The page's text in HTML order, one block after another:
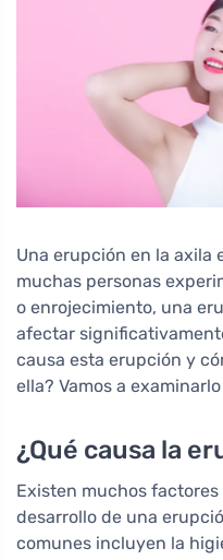
Una erupción en la axila
muchas personas
o enrojecimiento, una
afectar
causa esta erupción y
ella? Vamos a
¿Qué causa la
Existen muchos
desarrollo de una
comunes incluyen la